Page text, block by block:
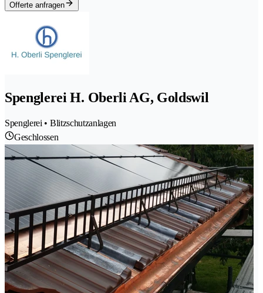
Offerte anfragen
Spenglerei H. Oberli AG, Goldswil
Spenglerei • Blitzschutzanlagen
Geschlossen